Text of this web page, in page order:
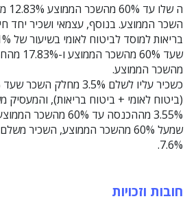
ה
השכר הממוצע. בנוסף, עצמאי ושכיר יחד
מהשכר הממוצע.
(ביטוח לאומי + ביטוח בריאות), והמעסיק
3.55% מההכנסה עד
7.6%.
חובות וזכויות